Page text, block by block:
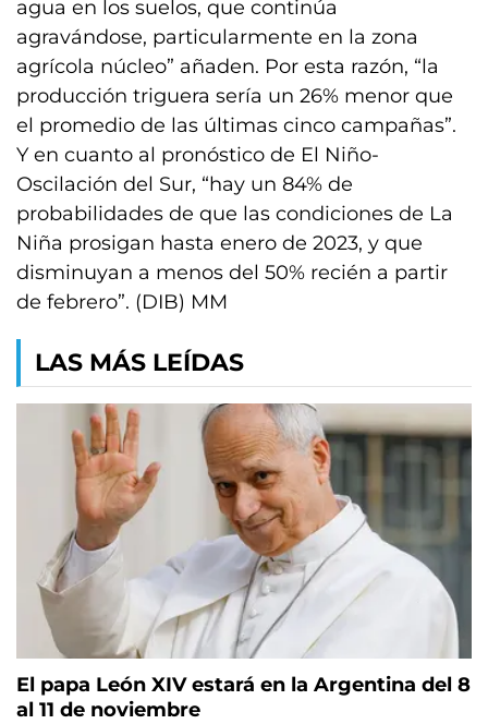
agua en los suelos, que continúa
agravándose, particularmente en la zona
agrícola núcleo” añaden. Por esta razón, “la
producción triguera sería un 26% menor que
el promedio de las últimas cinco campañas”.
Y en cuanto al pronóstico de El Niño-
Oscilación del Sur, “hay un 84% de
probabilidades de que las condiciones de La
Niña prosigan hasta enero de 2023, y que
disminuyan a menos del 50% recién a partir
de febrero”. (DIB) MM
LAS MÁS LEÍDAS
El papa León XIV estará en la Argentina del 8
al 11 de noviembre